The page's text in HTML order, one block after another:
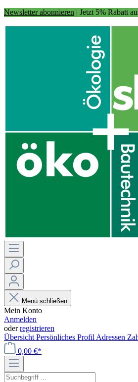
Newsletter abonnieren | Jetzt 5% Rabatt
Menü schließen
Mein Konto
Anmelden
oderregistrieren
Übersicht Persönliches Profil Adressen
0,00 €*